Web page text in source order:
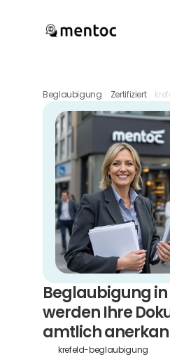
Beglaubigung Zertifiziert
Beglaubigung in
werden Ihre
amtlich
krefeld-beglaubigung